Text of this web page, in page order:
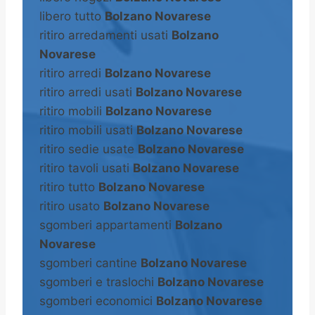
libero tutto Bolzano Novarese
ritiro arredamenti usati Bolzano
Novarese
ritiro arredi Bolzano Novarese
ritiro arredi usati Bolzano Novarese
ritiro mobili Bolzano Novarese
ritiro mobili usati Bolzano Novarese
ritiro sedie usate Bolzano Novarese
ritiro tavoli usati Bolzano Novarese
ritiro tutto Bolzano Novarese
ritiro usato Bolzano Novarese
sgomberi appartamenti Bolzano
Novarese
sgomberi cantine Bolzano Novarese
sgomberi e traslochi Bolzano Novarese
sgomberi economici Bolzano Novarese